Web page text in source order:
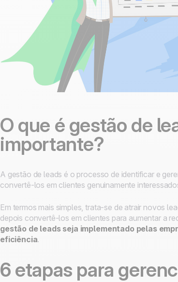
O que é gestão de
importante?
A gestão de leads é o processo de identificar e
convertê-los em clientes genuinamente
Em termos mais simples, trata-se de atrair novos
depois convertê-los em clientes para aumentar a
gestão de leads seja implementado pelas
eficiência.
6 etapas para